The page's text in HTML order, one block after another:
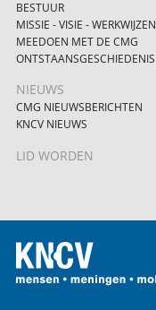
BESTUUR
MISSIE - VISIE - WERKWIJZEN
MEEDOEN MET DE CMG
ONTSTAANSGESCHIEDENIS
NIEUWS
CMG NIEUWSBERICHTEN
KNCV NIEUWS
LID WORDEN